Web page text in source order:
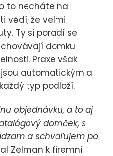
to necháte na
vědí, že velmi
Ty si poradí se
domku
Praxe však
automatickým a
typ podloží.
objednávku, a to aj
domček, s
a schvaľujem po
Zelman k firemní